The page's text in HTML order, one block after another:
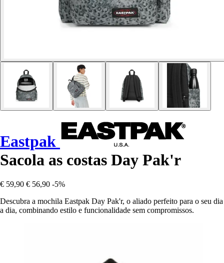
Eastpak
Sacola as costas Day Pak'r
€ 59,90 € 56,90 -5%
Descubra a mochila Eastpak Day Pak'r, o aliado perfeito para o seu dia
a dia, combinando estilo e funcionalidade sem compromissos.